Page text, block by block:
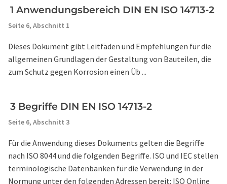
1 Anwendungsbereich DIN EN ISO 14713-2
Seite 6, Abschnitt 1
Dieses Dokument gibt Leitfäden und Empfehlungen für die
allgemeinen Grundlagen der Gestaltung von Bauteilen, die
zum Schutz gegen Korrosion einen Üb ...
3 Begriffe DIN EN ISO 14713-2
Seite 6, Abschnitt 3
Für die Anwendung dieses Dokuments gelten die Begriffe
nach ISO 8044 und die folgenden Begriffe. ISO und IEC stellen
terminologische Datenbanken für die Verwendung in der
Normung unter den folgenden Adressen bereit: ISO Online